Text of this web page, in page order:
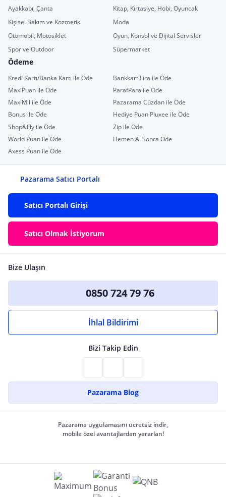
Ayakkabı, Çanta
Kitap, Kırtasiye, Hobi, Oyuncak
Kişisel Bakım ve Kozmetik
Moda
Otomobil, Motosiklet
Oyun, Konsol ve Dijital Servisler
Spor ve Outdoor
Süpermarket
Ödeme
Kredi Kartı/Banka Kartı ile Öde
Bankkart Lira ile Öde
MaxiPuan ile Öde
ParafPara ile Öde
MaxiMil ile Öde
Pazarama Cüzdan ile Öde
Bonus ile Öde
Hediye Puan Pluxee ile Öde
Shop&Fly ile Öde
Zip ile Öde
World Puan ile Öde
Hemen Al Sonra Öde
Axess Puan ile Öde
Pazarama Satıcı Portalı
Satıcı Portalı Girişi
Satıcı Olmak İstiyorum
Bize Ulaşın
0850 724 79 76
İhlal Bildirimi
Bizi Takip Edin
Pazarama Blog
Pazarama uygulamasını ücretsiz indir,
mobile özel avantajlardan yararlan!